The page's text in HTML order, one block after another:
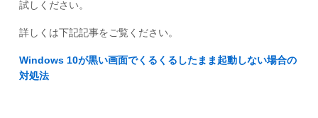
試しください。
詳しくは下記記事をご覧ください。
Windows 10が黒い画面でくるくるしたまま起動しない場合の
対処法